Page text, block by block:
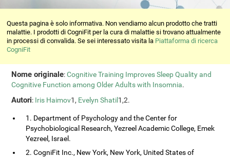
Questa pagina è solo informativa. Non vendiamo alcun prodotto che tratti
malattie. I prodotti di CogniFit per la cura di malattie si trovano attualmente
in processi di convalida. Se sei interessato visita la Piattaforma di ricerca
CogniFit
Nome originale:Cognitive Training Improves Sleep Quality and
Cognitive Function among Older Adults with Insomnia.
Autori: Iris Haimov1, Evelyn Shatil 1,2.
1. Department of Psychology and the Center for
Psychobiological Research, Yezreel Academic College, Emek
Yezreel, Israel.
2. CogniFit Inc., New York, New York, United States of